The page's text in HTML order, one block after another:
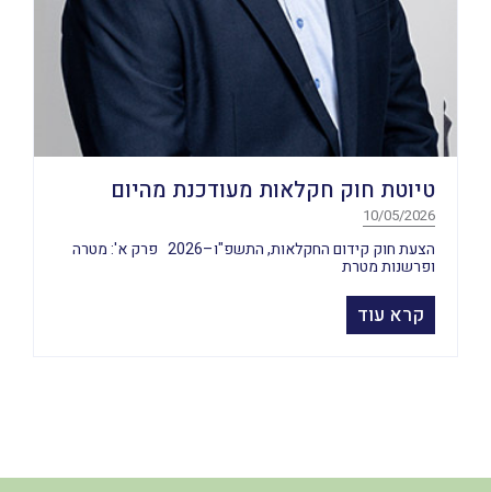
טיוטת חוק חקלאות מעודכנת מהיום
10/05/2026
הצעת חוק קידום החקלאות, התשפ"ו–2026 פרק א': מטרה
ופרשנות מטרת
קרא עוד